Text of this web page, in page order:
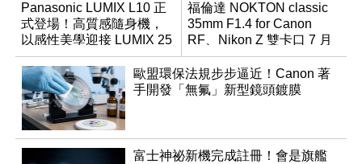
Panasonic LUMIX L10 正
式登場！高質感隨身機，
以感性美學迎接 LUMIX 25
週年
福倫達 NOKTON classic
35mm F1.4 for Canon
RF、Nikon Z 雙卡口 7 月
同步登台
歐盟環保法規步步逼近！Canon 著
手開發「無氟」新型鏡頭鍍膜
富士神祕新機完成註冊！會是旗艦